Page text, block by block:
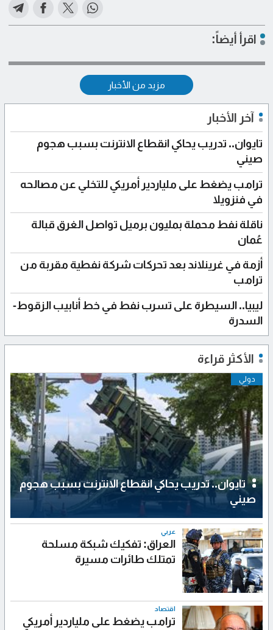
اقرأ أيضاً:
مزيد من الأخبار
آخر الأخبار
تايوان.. تدريب يحاكي انقطاع الانترنت بسبب هجوم
صيني
ترامب يضغط على ملياردير أمريكي للتخلي عن مصالحه
في فنزويلا
ناقلة نفط محملة بمليون برميل تواصل الغرق قبالة
عُمان
أزمة في غرينلاند بعد تحركات شركة نفطية مقربة من
ترامب
ليبيا.. السيطرة على تسرب نفط في خط أنابيب الزقوط-
السدرة
الأكثر قراءة
دولي
تايوان.. تدريب يحاكي انقطاع الانترنت بسبب هجوم
صيني
عربي
العراق: تفكيك شبكة مسلحة
تمتلك طائرات مسيرة
اقتصاد
ترامب يضغط على ملياردير أمريكي